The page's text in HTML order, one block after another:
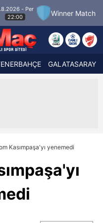
Winner Match 3
GALATASARAY
Kasımpaşa'yı yenemedi